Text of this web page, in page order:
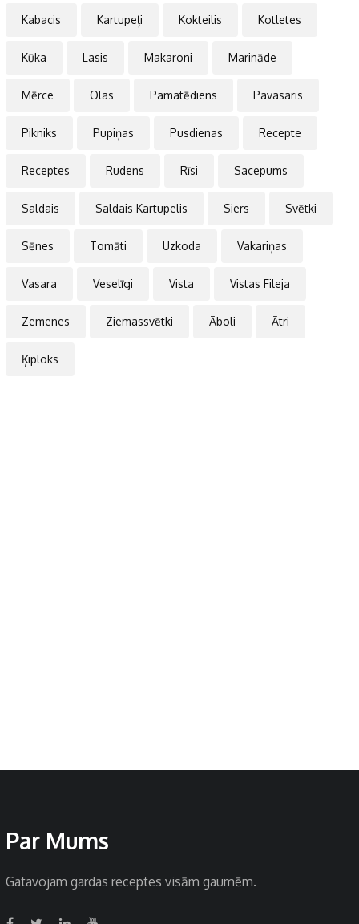
Kabacis Kartupeļi Kokteilis Kotletes
Kūka Lasis Makaroni Marināde
Mērce Olas Pamatēdiens Pavasaris
Pikniks Pupiņas Pusdienas Recepte
Receptes Rudens Rīsi Sacepums
Saldais Saldais Kartupelis Siers Svētki
Sēnes Tomāti Uzkoda Vakariņas
Vasara Veselīgi Vista Vistas Fileja
Zemenes Ziemassvētki Āboli Ātri
Ķiploks
Par Mums
Gatavojam gardas receptes visām gaumēm.